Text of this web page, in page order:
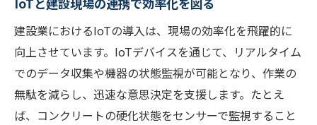
建設業におけるIoTの導入は、現場の効率化を飛躍的に
向上させています。IoTデバイスを通じて、リアルタイム
でのデータ収集や機器の状態監視が可能となり、作業の
無駄を減らし、迅速な意思決定を支援します。たとえ
ば、コンクリートの硬化状態をセンサーで監視すること